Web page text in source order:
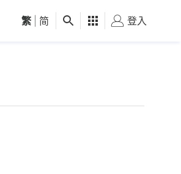
觀點 健康 好食玩飛
繁 简 登入